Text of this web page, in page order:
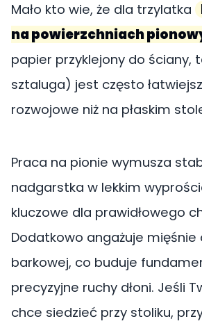
Mało kto wie, że dla trzylatka
na powierzchniach
papier przyklejony do ściany,
sztaluga) jest często
rozwojowe niż na płaskim
Praca na pionie wymusza
nadgarstka w lekkim
kluczowe dla prawidłowego
Dodatkowo angażuje mięśnie
barkowej, co buduje
precyzyjne ruchy dłoni. Jeśli
chce siedzieć przy stoliku,